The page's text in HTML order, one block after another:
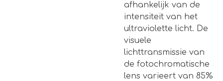
afhankelijk van de
intensiteit van het
ultraviolette licht. De
visuele
lichttransmissie van
de fotochromatische
lens varieert van 85%